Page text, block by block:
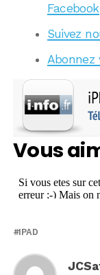
Facebook
Suivez
Abonnez
Vous
IPAD